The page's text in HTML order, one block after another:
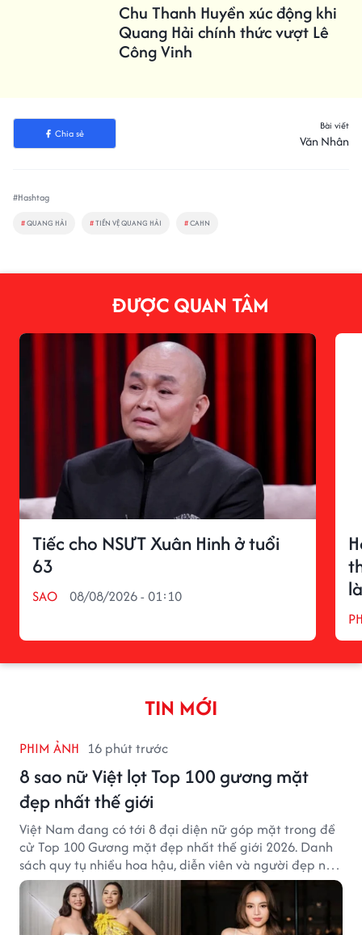
Chu Thanh Huyền xúc động khi
Quang Hải chính thức vượt Lê
Công Vinh
Chia sẻ
Bài viết
Văn Nhân
#Hashtag
#QUANG HẢI #TIỀN VỆ QUANG HẢI #CAHN
ĐƯỢC QUAN TÂM
Tiếc cho NSƯT Xuân Hinh ở tuổi
63
SAO 08/08/2026 - 01:10
TIN MỚI
PHIM ẢNH 16 phút trước
8 sao nữ Việt lọt Top 100 gương mặt
đẹp nhất thế giới
Việt Nam đang có tới 8 đại diện nữ góp mặt trong đề
cử Top 100 Gương mặt đẹp nhất thế giới 2026. Danh
sách quy tụ nhiều hoa hậu, diễn viên và người đẹp nổi
tiếng của showbiz Việt.